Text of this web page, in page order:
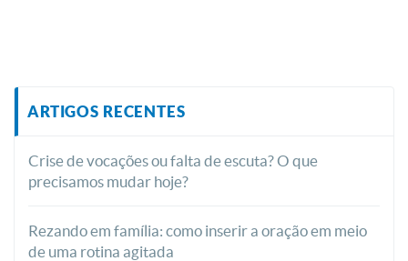
ARTIGOS RECENTES
Crise de vocações ou falta de escuta? O que
precisamos mudar hoje?
Rezando em família: como inserir a oração em meio
de uma rotina agitada